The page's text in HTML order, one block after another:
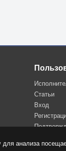
анализа
Статьи
Вход